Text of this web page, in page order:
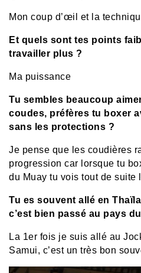
Mon coup d’œil et la
Et quels sont tes points
travailler plus ?
Ma puissance
Tu sembles beaucoup
coudes, préfères tu boxer
sans les protections ?
Je pense que les coudières
progression car lorsque tu
du Muay tu vois tout de
Tu es souvent allé en
c’est bien passé au pays
La 1er fois je suis allé au
Samui, c’est un très bon